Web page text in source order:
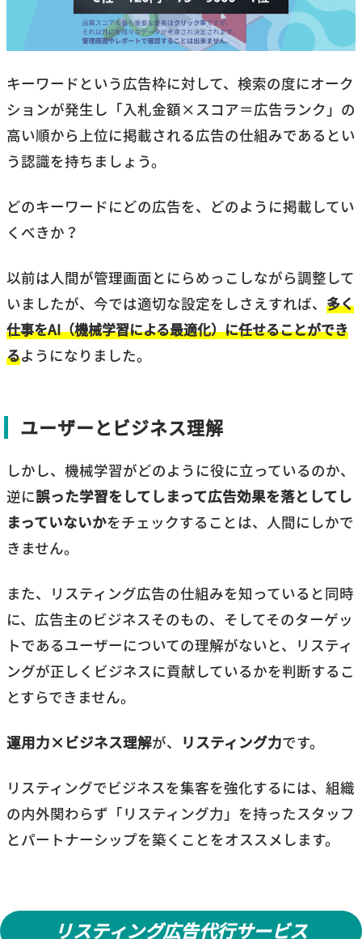
キーワードという広告枠に対して、検索の度にオーク
ションが発生し「入札金額×スコア＝広告ランク」の
高い順から上位に掲載される広告の仕組みであるとい
う認識を持ちましょう。
どのキーワードにどの広告を、どのように掲載してい
くべきか？
以前は人間が管理画面とにらめっこしながら調整して
いましたが、今では適切な設定をしさえすれば、 多く
仕事をAI（機械学習による最適化）に任せることができ
るようになりました。
ユーザーとビジネス理解
しかし、機械学習がどのように役に立っているのか、
逆に誤った学習をしてしまって広告効果を落としてし
まっていないかをチェックすることは、人間にしかで
きません。
また、リスティング広告の仕組みを知っていると同時
に、広告主のビジネスそのもの、そしてそのターゲッ
トであるユーザーについての理解がないと、リスティ
ングが正しくビジネスに貢献しているかを判断するこ
とすらできません。
運用力×ビジネス理解が、 リスティング力です。
リスティングでビジネスを集客を強化するには、組織
の内外関わらず「リスティング力」を持ったスタッフ
とパートナーシップを築くことをオススメします。
リスティング広告代行サービス